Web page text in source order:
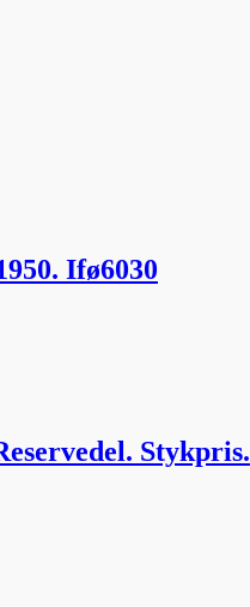
Ifø6030
Stykpris.